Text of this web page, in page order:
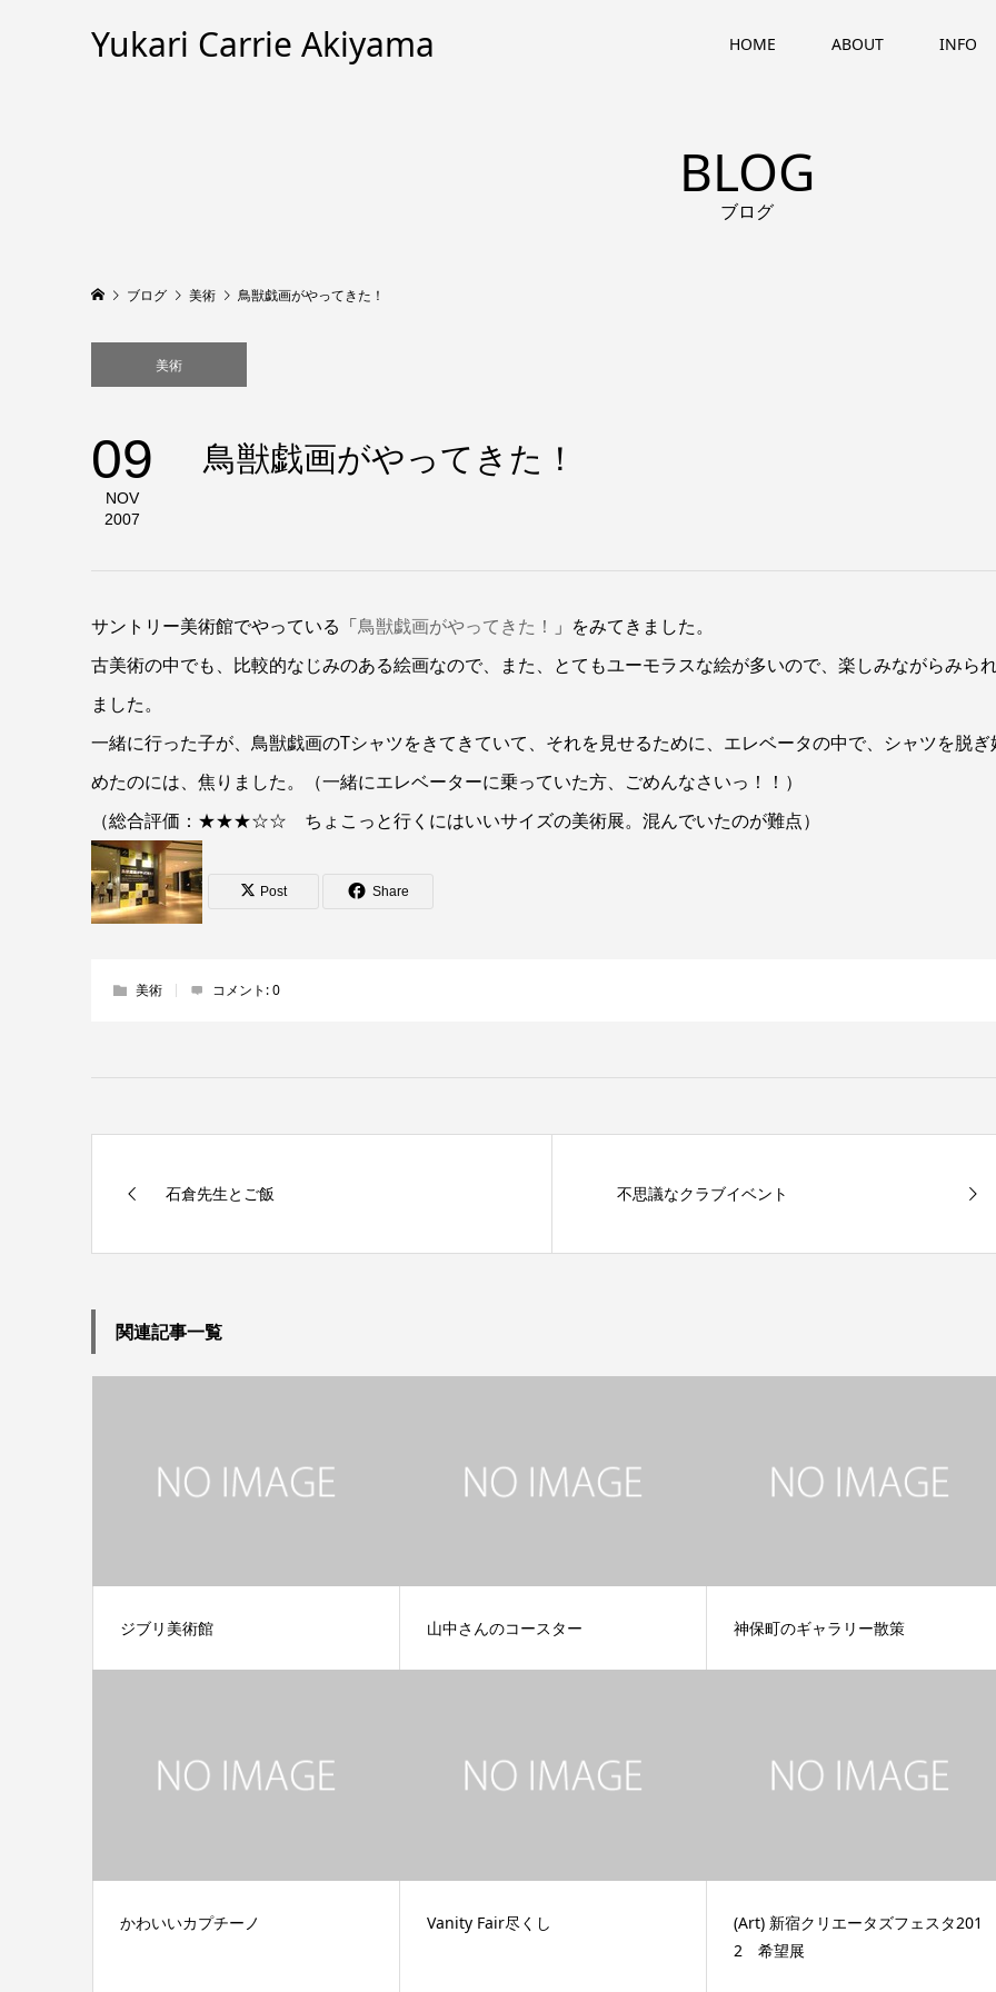
Yukari Carrie Akiyama HOME ABOUT INFO
BLOG
ブログ
ブログ 美術 鳥獣戯画がやってきた！
美術
09
NOV
2007
鳥獣戯画がやってきた！
サントリー美術館でやっている「鳥獣戯画がやってきた！ 」をみてきました。
古美術の中でも、比較的なじみのある絵画なので、また、とてもユーモラスな絵が多いので、楽しみながらみら
ました。
一緒に行った子が、鳥獣戯画のTシャツをきてきていて、それを見せるために、エレベータの中で、シャツを脱ぎ
めたのには、焦りました。（一緒にエレベーターに乗っていた方、ごめんなさいっ！！）
（総合評価：★★★☆☆ ちょこっと行くにはいいサイズの美術展。混んでいたのが難点）
Post Share
美術 コメント:0
石倉先生とご飯 不思議なクラブイベント
関連記事一覧
ジブリ美術館 山中さんのコースター 神保町のギャラリー散策
かわいいカプチーノ Vanity Fair尽くし
(Art) 新宿クリエータズフェスタ201
2 希望展